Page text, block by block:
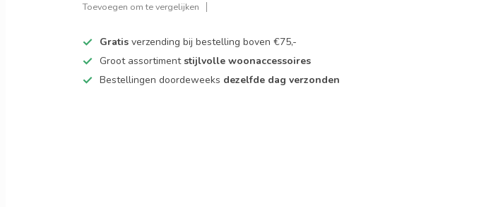
Toevoegen om te vergelijken
Gratis verzending bij bestelling boven €75,-
Groot assortiment stijlvolle woonaccessoires
Bestellingen doordeweeks dezelfde dag verzonden